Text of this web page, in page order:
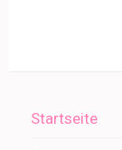
Startseite